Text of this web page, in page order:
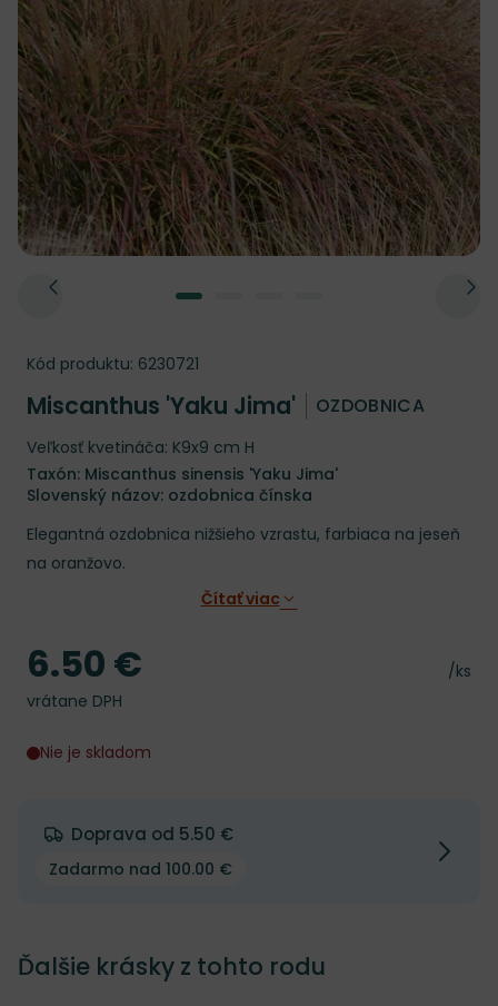
Kód produktu: 6230721
Miscanthus 'Yaku Jima' OZDOBNICA
Veľkosť kvetináča: K9x9 cm H
Taxón: Miscanthus sinensis 'Yaku Jima'
Slovenský názov: ozdobnica čínska
Elegantná ozdobnica nižšieho vzrastu, farbiaca na jeseň
na oranžovo.
Čítať viac
Cena
/ks
Cena
6.50 €
vrátane DPH
Nie je skladom
Doprava od 5.50 €
Zadarmo nad 100.00 €
Ďalšie krásky z tohto rodu